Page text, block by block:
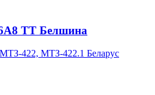
TT Белшина
422, МТЗ-422.1 Беларус